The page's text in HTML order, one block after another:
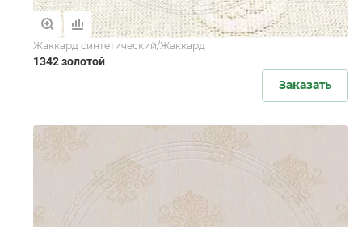
Жаккард синтетический/Жаккард
1342 золотой
Заказать